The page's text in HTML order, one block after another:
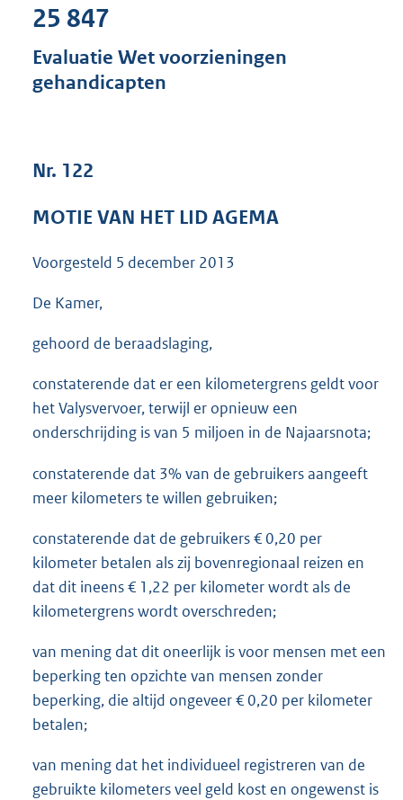
d
s
25 847
Evaluatie Wet voorzieningen
gehandicapten
Nr. 122
MOTIE VAN HET LID AGEMA
Voorgesteld 5 december 2013
De Kamer,
gehoord de beraadslaging,
constaterende dat er een kilometergrens geldt voor
het Valysvervoer, terwijl er opnieuw een
onderschrijding is van 5 miljoen in de Najaarsnota;
constaterende dat 3% van de gebruikers aangeeft
meer kilometers te willen gebruiken;
constaterende dat de gebruikers € 0,20 per
kilometer betalen als zij bovenregionaal reizen en
dat dit ineens € 1,22 per kilometer wordt als de
kilometergrens wordt overschreden;
van mening dat dit oneerlijk is voor mensen met een
beperking ten opzichte van mensen zonder
beperking, die altijd ongeveer € 0,20 per kilometer
betalen;
van mening dat het individueel registreren van de
gebruikte kilometers veel geld kost en ongewenst is